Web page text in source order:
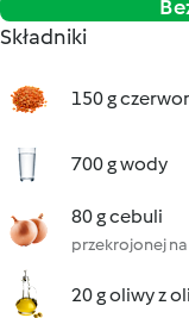
Składniki
150 g
700 g wody
80 g cebuli
przekrojonej na
20 g oliwy z